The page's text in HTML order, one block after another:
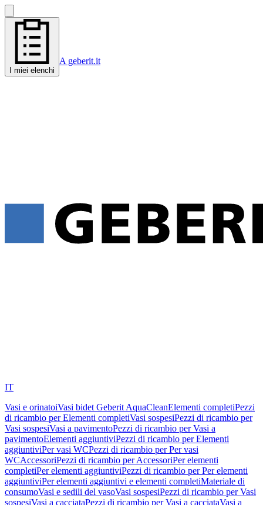
I miei elenchi
A geberit.it
IT
Vasi e orinatoiVasi bidet Geberit AquaCleanElementi completiPezzi
di ricambio per Elementi completiVasi sospesiPezzi di ricambio per
Vasi sospesiVasi a pavimentoPezzi di ricambio per Vasi a
pavimentoElementi aggiuntiviPezzi di ricambio per Elementi
aggiuntiviPer vasi WCPezzi di ricambio per Per vasi
WCAccessoriPezzi di ricambio per AccessoriPer elementi
completiPer elementi aggiuntiviPezzi di ricambio per Per elementi
aggiuntiviPer elementi aggiuntivi e elementi completiMateriale di
consumoVasi e sedili del vasoVasi sospesiPezzi di ricambio per Vasi
sospesiVasi a cacciataPezzi di ricambio per Vasi a cacciataVasi a